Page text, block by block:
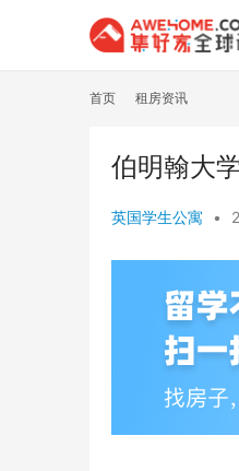
首页 租房资讯
伯明翰大
英国学生公寓 •